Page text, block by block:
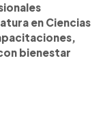
en Ciencias
bienestar